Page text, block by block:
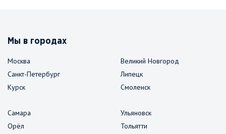
Мы в городах
Москва
Санкт-Петербург
Курск
Великий Новгород
Липецк
Смоленск
Самара
Орёл
Ульяновск
Тольятти